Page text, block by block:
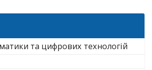
та цифрових технологій